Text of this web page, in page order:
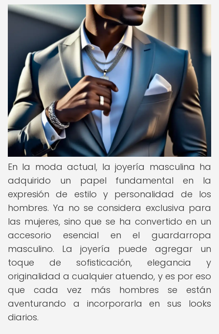
En la moda actual, la joyería masculina ha
adquirido un papel fundamental en la
expresión de estilo y personalidad de los
hombres. Ya no se considera exclusiva para
las mujeres, sino que se ha convertido en un
accesorio esencial en el guardarropa
masculino. La joyería puede agregar un
toque de sofisticación, elegancia y
originalidad a cualquier atuendo, y es por eso
que cada vez más hombres se están
aventurando a incorporarla en sus looks
diarios.